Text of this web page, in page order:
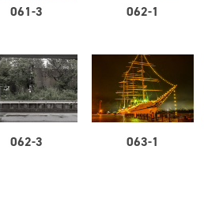
061-3 062-1
062-3 063-1